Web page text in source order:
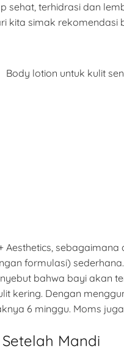
terhidrasi dan
kita simak
Body lotion untuk kulit
Aesthetics, sebagaimana
formulasi)
bahwa bayi
kering. Dengan
6 minggu. Moms
Mandi